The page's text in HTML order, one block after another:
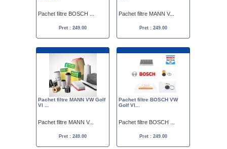
Pachet filtre BOSCH ...
Pret : 249.00
Pachet filtre MANN V...
Pret : 249.00
Pachet filtre MANN VW Golf
VI ...
Pachet filtre MANN V...
Pret : 249.00
Pachet filtre BOSCH VW
Golf VI...
Pachet filtre BOSCH ...
Pret : 249.00